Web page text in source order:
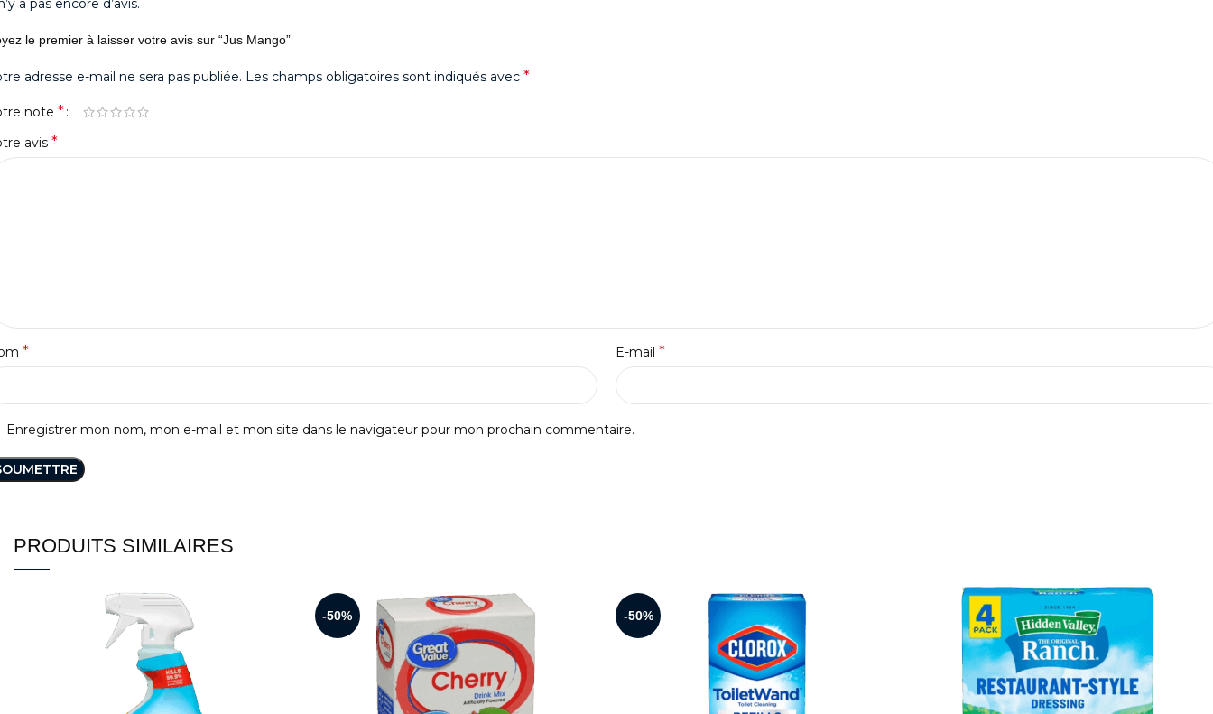
a pas encore d’avis.
le premier à laisser votre avis sur “Jus Mango”
adresse e-mail ne sera pas publiée. Les champs obligatoires sont indiqués avec *
note *
avis *
* E-mail *
Enregistrer mon nom, mon e-mail et mon site dans le navigateur pour mon prochain commentaire.
PRODUITS SIMILAIRES
-50% -50%